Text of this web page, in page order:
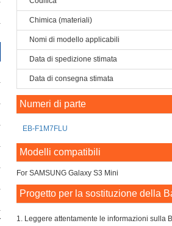
Chimica (materiali)
Nomi di modello applicabili
Data di spedizione stimata
Data di consegna stimata
Numeri di parte
EB-F1M7FLU
Modelli compatibili
For SAMSUNG Galaxy S3 Mini
Progetto per la sostituzione della
1. Leggere attentamente le informazioni sulla